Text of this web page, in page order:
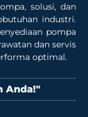
solusi, dan
industri.
pompa
dan servis
optimal.
Anda!"